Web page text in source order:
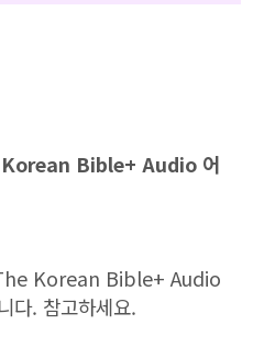
Korean Bible+ Audio 어
Korean Bible+ Audio
다. 참고하세요.